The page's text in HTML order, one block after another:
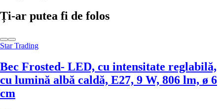
Ți-ar putea fi de folos
Star Trading
Bec Frosted- LED, cu intensitate reglabilă,
cu lumină albă caldă, E27, 9 W, 806 lm, ø 6
cm